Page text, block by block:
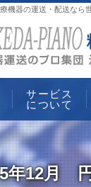
年12月
機器の運送・配送なら
サービス
について